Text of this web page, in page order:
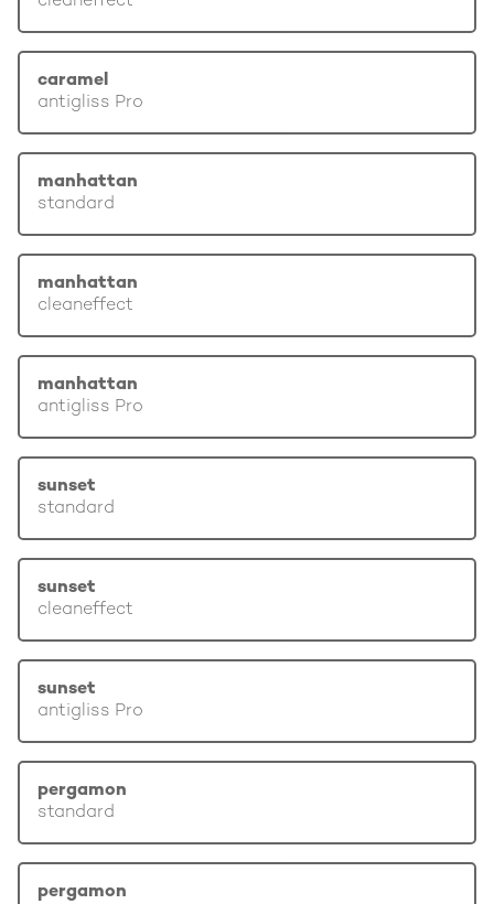
caramel
antigliss Pro
manhattan
standard
manhattan
cleaneffect
manhattan
antigliss Pro
sunset
standard
sunset
cleaneffect
sunset
antigliss Pro
pergamon
standard
pergamon